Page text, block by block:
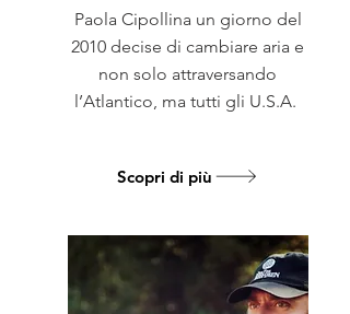
Paola Cipollina un giorno del
2010 decise di cambiare aria e
non solo attraversando
l’Atlantico, ma tutti gli U.S.A.
Scopri di più